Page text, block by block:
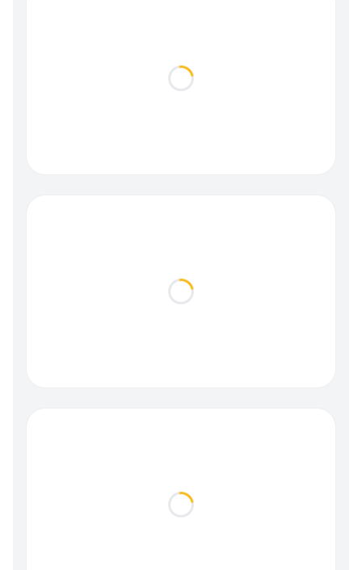
Loading...
Loading...
Loading...